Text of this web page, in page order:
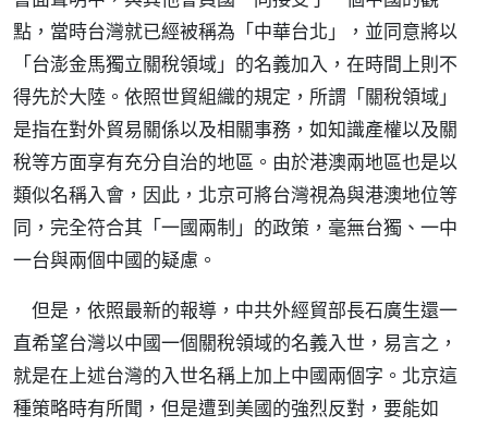
點，當時台灣就已經被稱為「中華台北」，並同意將以
「台澎金馬獨立關稅領域」的名義加入，在時間上則不
得先於大陸。依照世貿組織的規定，所謂「關稅領域」
是指在對外貿易關係以及相關事務，如知識產權以及關
稅等方面享有充分自治的地區。由於港澳兩地區也是以
類似名稱入會，因此，北京可將台灣視為與港澳地位等
同，完全符合其「一國兩制」的政策，毫無台獨、一中
一台與兩個中國的疑慮。
但是，依照最新的報導，中共外經貿部長石廣生還一
直希望台灣以中國一個關稅領域的名義入世，易言之，
就是在上述台灣的入世名稱上加上中國兩個字。北京這
種策略時有所聞，但是遭到美國的強烈反對，要能如